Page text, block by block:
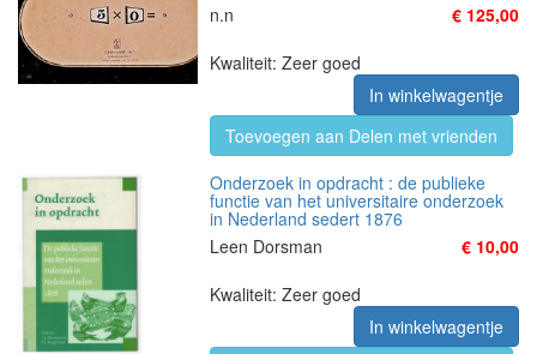
n.n
€ 125,00
Kwaliteit: Zeer goed
In winkelwagentje
Toevoegen aan Delen met vrienden
Onderzoek in opdracht : de publieke
functie van het universitaire onderzoek
in Nederland sedert 1876
Leen Dorsman
€ 10,00
Kwaliteit: Zeer goed
In winkelwagentje